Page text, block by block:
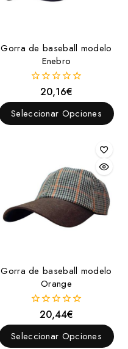
Gorra de baseball modelo
Enebro
fuera
de
20,16€
Seleccionar Opciones
Gorra de baseball modelo
Orange
fuera
de
5
20,44€
Seleccionar Opciones